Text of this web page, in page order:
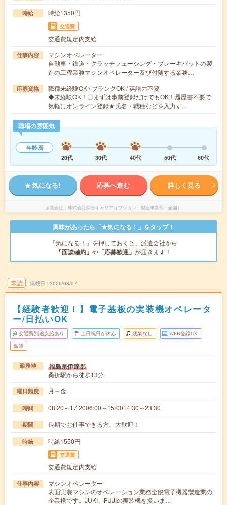
時給 時給1350円
交通費
交通費規定内支給
仕事内容
マシンオペレーター
自動車・鉄道・クラッチフェーシング・ブレーキパットの製
造の工程業務マシンオペレーター及び付随する業務…
応募資格
職種未経験OK / ブランクOK / 英語力不要
◆未経験OK！〇まずは事前登録だけでもOK！履歴書不要で
気軽にオンライン登録★氏名・職種などを入力す…
職場の雰囲気
年齢層
20代
30代 40代 50代 60代
気になる! 応募へ進む 詳しく見る
派遣会社 株式会社綜合キャリアオプション 製造事業部（全国）
興味があったら「★気になる！」をタップ！
「気になる！」を押しておくと、派遣会社から
「面談確約」 や 「応募歓迎」 が届きます！
未読 掲載日 2026/08/07
【経験者歓迎！】電子基板の実装機オペレータ
ー/日払いOK
交通費別途支給あり 土日祝日が休み 残業なし WEB登録OK
派遣
勤務地 福島県伊達郡
桑折駅から徒歩13分
曜日頻度 月～金
時間 08:20～17:2006:00～15:0014:30～23:30
期間 長期でお仕事できる方、大歓迎！
時給 時給1550円
交通費
交通費規定内支給
仕事内容
マシンオペレーター
表面実装マシンのオペレーション業務全般電子機器製造業の
企業様です。JUKI、FUJIの実装機を扱いま…